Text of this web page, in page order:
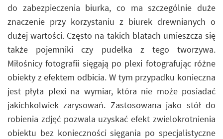
do zabezpieczenia biurka, co ma szczególnie duże
znaczenie przy korzystaniu z biurek drewnianych o
dużej wartości. Często na takich blatach umieszcza się
także pojemniki czy pudełka z tego tworzywa.
Miłośnicy fotografii sięgają po plexi fotografując różne
obiekty z efektem odbicia. W tym przypadku konieczna
jest płyta plexi na wymiar, która nie może posiadać
jakichkolwiek zarysowań. Zastosowana jako stół do
robienia zdjęć pozwala uzyskać efekt zwielokrotnienia
obiektu bez konieczności sięgania po specjalistyczne